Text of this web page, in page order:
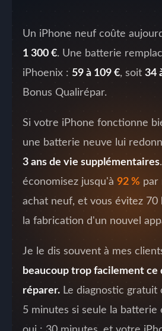
Un iPhone neuf coûte
1 300 €. Une batterie
iPhoenix : 59 à 109 €, soit 34
Bonus Qualirépar.
Si votre iPhone fonctionne
une batterie neuve lui
3 ans de vie supplémentaires
économisez jusqu'à 92 % par
achat neuf, et vous évitez 70
la fabrication d'un nouvel
Je le dis souvent à mes
beaucoup trop facilement ce
réparer. Le diagnostic gratuit
5 minutes si seule la batterie